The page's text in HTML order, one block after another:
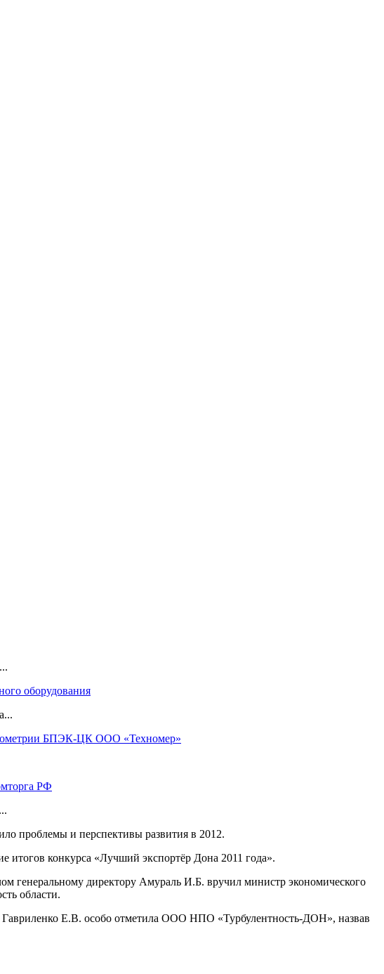
оборудования
БПЭК-ЦК ООО «Техномер»
РФ
проблемы и перспективы развития в 2012.
итогов конкурса «Лучший экспортёр Дона 2011 года».
генеральному директору Амураль И.Б. вручил министр экономического
области.
Гавриленко Е.В. особо отметила ООО НПО «Турбулентность-ДОН», назвав